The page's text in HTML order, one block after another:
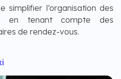
l’organisation des
en tenant compte des
de rendez-vous.